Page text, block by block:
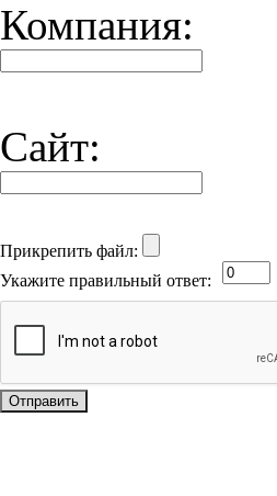
Компания:
Сайт:
Прикрепить файл:
Укажите правильный ответ: